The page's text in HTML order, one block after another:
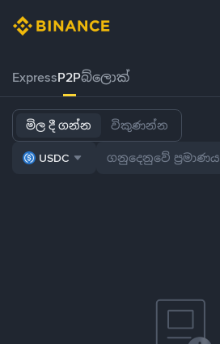
ExpressP2Pබ්ලොක්
මිල දී ගන්න විකුණන්න
USDC